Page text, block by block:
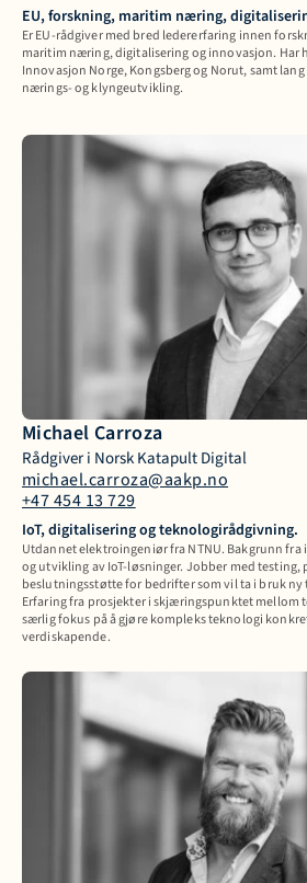
EU, forskning, maritim næring,
Er EU-rådgiver med bred ledererfaring innen
maritim næring, digitalisering og innovasjon. Har
Innovasjon Norge, Kongsberg og Norut, samt
nærings- og klyngeutvikling.
Michael Carroza
Rådgiver i Norsk Katapult Digital
michael.carroza@aakp.no
+47 454 13 729
IoT, digitalisering og teknologirådgivning.
Utdannet elektroingeniør fra NTNU. Bakgrunn
og utvikling av IoT-løsninger. Jobber med
beslutningsstøtte for bedrifter som vil ta i bruk
Erfaring fra prosjekter i skjæringspunktet mellom
særlig fokus på å gjøre kompleks teknologi
verdiskapende.